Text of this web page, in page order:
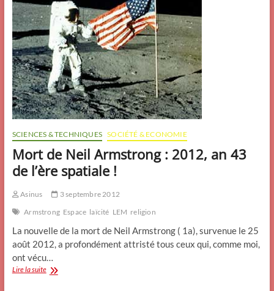
SCIENCES & TECHNIQUES SOCIÉTÉ & ECONOMIE
Mort de Neil Armstrong : 2012, an 43
de l’ère spatiale !
Asinus
3 septembre 2012
Armstrong Espace laïcité LEM religion
La nouvelle de la mort de Neil Armstrong ( 1a), survenue le 25
août 2012, a profondément attristé tous ceux qui, comme moi,
ont vécu…
Lire la suiteMort